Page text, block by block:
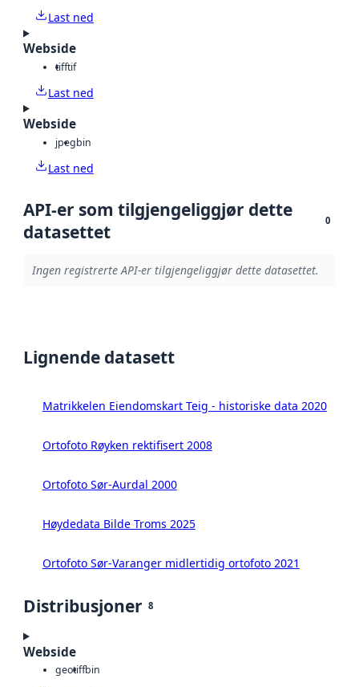
Last ned
Webside
tifftif
Last ned
Webside
jpegbin
Last ned
API-er som tilgjengeliggjør dette
datasettet
0
Ingen registrerte API-er tilgjengeliggjør dette datasettet.
Lignende datasett
Matrikkelen Eiendomskart Teig - historiske data 2020
Ortofoto Røyken rektifisert 2008
Ortofoto Sør-Aurdal 2000
Høydedata Bilde Troms 2025
Ortofoto Sør-Varanger midlertidig ortofoto 2021
Distribusjoner 8
Webside
geotiffbin